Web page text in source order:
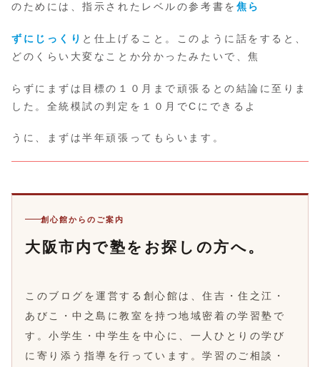
のためには、指示されたレベルの参考書を 焦ら
ずにじっくり と仕上げること。このように話をすると、
どのくらい大変なことか分かったみたいで、焦
らずにまずは目標の１０月まで頑張るとの結論に至りま
した。全統模試の判定を１０月でCにできるよ
うに、まずは半年頑張ってもらいます。
創心館からのご案内
大阪市内で塾をお探しの方へ。
このブログを運営する創心館は、住吉・住之江・
あびこ・中之島に教室を持つ地域密着の学習塾で
す。小学生・中学生を中心に、一人ひとりの学び
に寄り添う指導を行っています。学習のご相談・